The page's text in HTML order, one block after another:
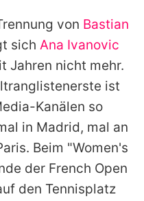
Promiflash
von Bastian
sich Ana Ivanovic
Jahren nicht mehr.
ist
Kanälen so
in Madrid, mal an
Beim "Women's
der French Open
den Tennisplatz